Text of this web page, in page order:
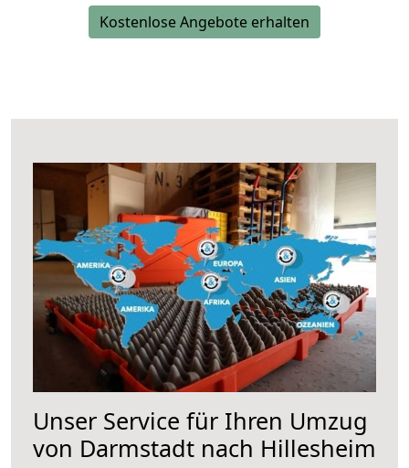
Kostenlose Angebote erhalten
Unser Service für Ihren Umzug
von Darmstadt nach Hillesheim